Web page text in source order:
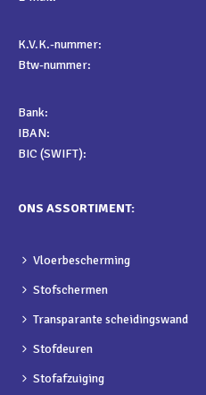
K.V.K.-nummer:
Btw-nummer:
Bank:
IBAN:
BIC (SWIFT):
ONS ASSORTIMENT:
Vloerbescherming
Stofschermen
Transparante scheidingswand
Stofdeuren
Stofafzuiging